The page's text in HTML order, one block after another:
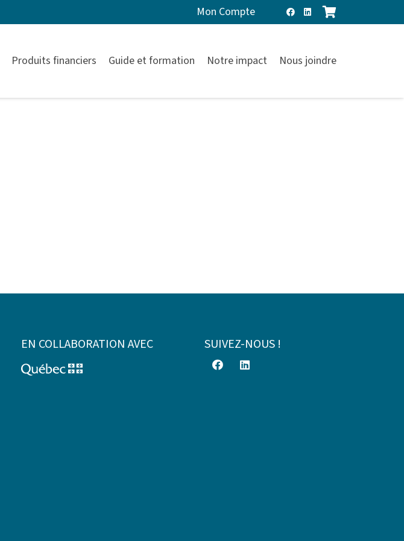
Mon Compte
Produits financiers Guide et formation Notre impact Nous joindre
EN COLLABORATION AVEC SUIVEZ-NOUS !